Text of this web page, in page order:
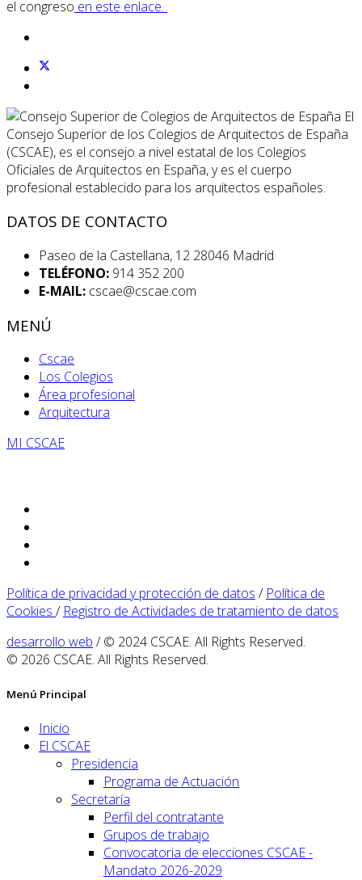
el congreso en este enlace.
El
Consejo Superior de los Colegios de Arquitectos de España
(CSCAE), es el consejo a nivel estatal de los Colegios
Oficiales de Arquitectos en España, y es el cuerpo
profesional establecido para los arquitectos españoles.
DATOS DE CONTACTO
Paseo de la Castellana, 12 28046 Madrid
TELÉFONO: 914 352 200
E-MAIL: cscae@cscae.com
MENÚ
Cscae
Los Colegios
Área profesional
Arquitectura
MI CSCAE
Política de privacidad y protección de datos / Política de
Cookies / Registro de Actividades de tratamiento de datos
desarrollo web / © 2024 CSCAE. All Rights Reserved.
© 2026 CSCAE. All Rights Reserved.
Menú Principal
Inicio
El CSCAE
Presidencia
Programa de Actuación
Secretaría
Perfil del contratante
Grupos de trabajo
Convocatoria de elecciones CSCAE -
Mandato 2026-2029